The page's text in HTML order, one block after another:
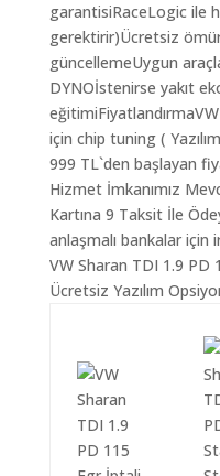
garantisiRaceLogic ile
gerektirir)Ücretsiz ömür
güncellemeUygun
DYNOİstenirse yakıt
için chip tuning (
999 TL`den başlayan
Hizmet İmkanımız
Kartına 9 Taksit İle
anlaşmalı bankalar için
VW Sharan TDI 1.9 PD
Ücretsiz Yazılım